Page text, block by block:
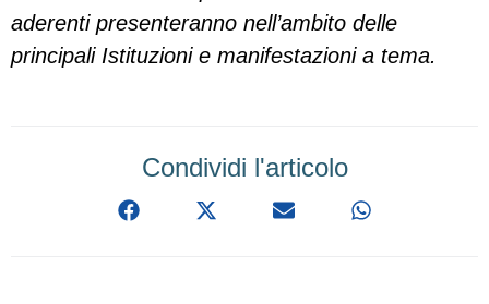
aderenti presenteranno nell’ambito delle
principali Istituzioni e manifestazioni a tema.
Condividi l'articolo